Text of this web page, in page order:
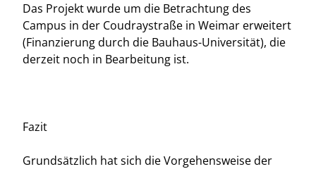
Das Projekt wurde um die Betrachtung des
Campus in der Coudraystraße in Weimar erweitert
(Finanzierung durch die Bauhaus-Universität), die
derzeit noch in Bearbeitung ist.
Fazit
Grundsätzlich hat sich die Vorgehensweise der